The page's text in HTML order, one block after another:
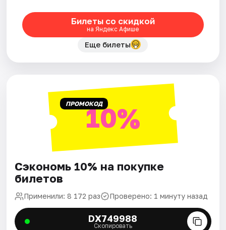
Билеты со скидкой
на Яндекс Афише
Еще билеты
ПРОМОКОД10%
Сэкономь 10% на покупке
билетов
Применили: 8 172 раз Проверено: 1 минуту назад
DX749988
Скопировать